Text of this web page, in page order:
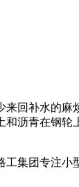
回补水的
沥青在钢
集团专注